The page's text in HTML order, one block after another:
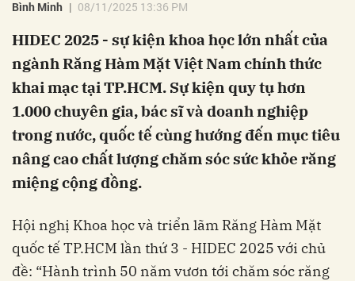
Bình Minh 08/11/2025 13:36 PM
HIDEC 2025 - sự kiện khoa học lớn nhất của
ngành Răng Hàm Mặt Việt Nam chính thức
khai mạc tại TP.HCM. Sự kiện quy tụ hơn
1.000 chuyên gia, bác sĩ và doanh nghiệp
trong nước, quốc tế cùng hướng đến mục tiêu
nâng cao chất lượng chăm sóc sức khỏe răng
miệng cộng đồng.
Hội nghị Khoa học và triển lãm Răng Hàm Mặt
quốc tế TP.HCM lần thứ 3 - HIDEC 2025 với chủ
đề: “Hành trình 50 năm vươn tới chăm sóc răng